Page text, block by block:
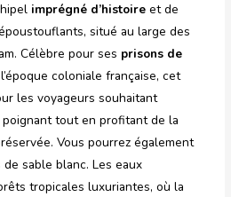
imprégné d’histoire et de
situé au large des
Célèbre pour ses prisons de
coloniale française, cet
les voyageurs souhaitant
tout en profitant de la
Vous pourrez également
sable blanc. Les eaux
tropicales luxuriantes, où la